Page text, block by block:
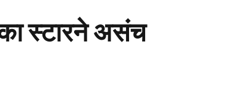
स्टारने असंच